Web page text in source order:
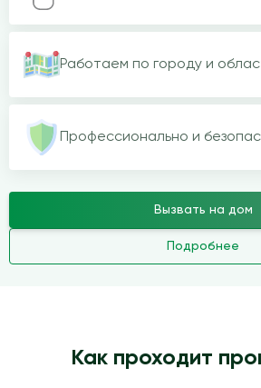
Работаем по городу и
Профессионально и
Вызвать на дом
Подробнее
Как проходит